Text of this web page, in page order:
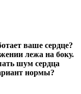
ваше сердце?
лежа на боку.
шум сердца
нормы?